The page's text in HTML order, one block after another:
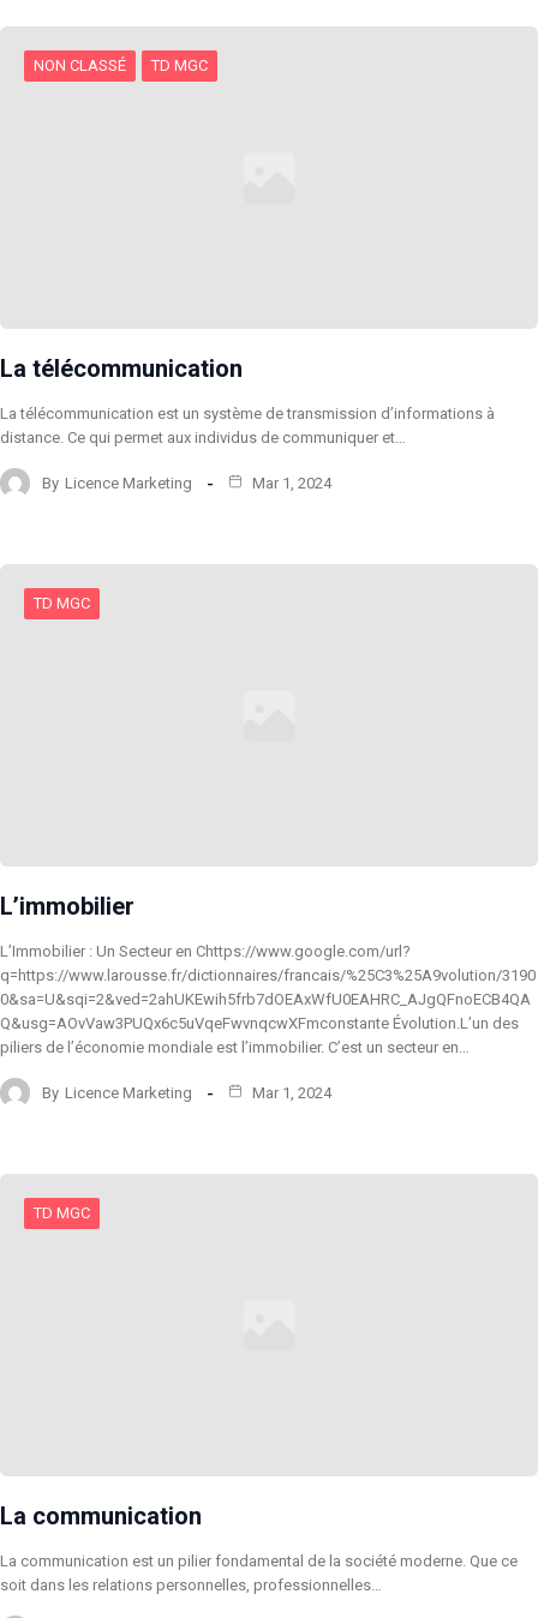
NON CLASSÉ TD MGC
La télécommunication
La télécommunication est un système de transmission d’informations à
distance. Ce qui permet aux individus de communiquer et…
By Licence Marketing Mar 1, 2024
TD MGC
L’immobilier
L’Immobilier : Un Secteur en Chttps://www.google.com/url?
q=https://www.larousse.fr/dictionnaires/francais/%25C3%25A9volution/3190
0&sa=U&sqi=2&ved=2ahUKEwih5frb7dOEAxWfU0EAHRC_AJgQFnoECB4QA
Q&usg=AOvVaw3PUQx6c5uVqeFwvnqcwXFmconstante Évolution.L’un des
piliers de l’économie mondiale est l’immobilier. C’est un secteur en…
By Licence Marketing Mar 1, 2024
TD MGC
La communication
La communication est un pilier fondamental de la société moderne. Que ce
soit dans les relations personnelles, professionnelles…